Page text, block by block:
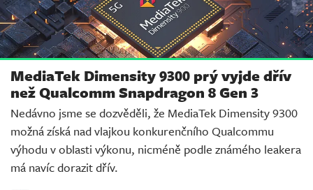
MediaTek Dimensity 9300 prý vyjde dřív
než Qualcomm Snapdragon 8 Gen 3
Nedávno jsme se dozvěděli, že MediaTek Dimensity 9300
možná získá nad vlajkou konkurenčního Qualcommu
výhodu v oblasti výkonu, nicméně podle známého leakera
má navíc dorazit dřív.